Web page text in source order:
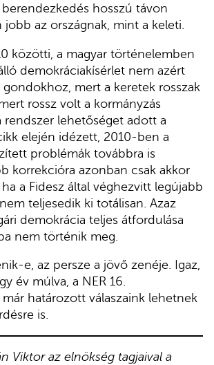
hosszú távon
az országnak, mint a keleti.
közötti, a magyar történelemben
demokráciakísérlet nem azért
mert a keretek rosszak
rossz volt a kormányzás
rendszer lehetőséget adott a
elején idézett, 2010-ben a
problémák továbbra is
korrekcióra azonban csak akkor
a Fidesz által véghezvitt legújabb
teljesedik ki totálisan. Azaz
demokrácia teljes átfordulása
nem történik meg.
e, az persze a jövő zenéje. Igaz,
év múlva, a NER 16.
határozott válaszaink lehetnek
is.
Viktor az elnökség tagjaival a